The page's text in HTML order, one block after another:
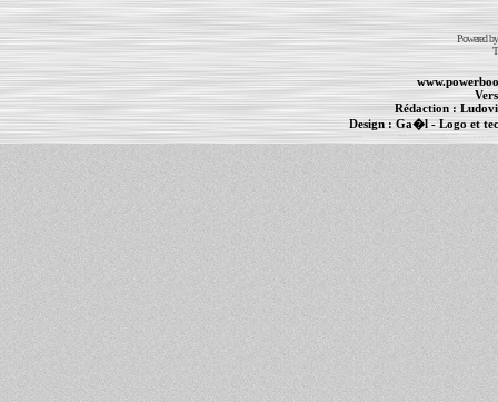
Powered
Rédaction :
Design :Ga�l- Logo et
Informations :